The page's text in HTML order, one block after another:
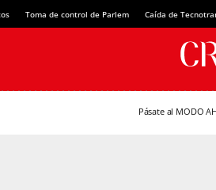
Toma de control de Parlem Caída de
Pásate al MODO